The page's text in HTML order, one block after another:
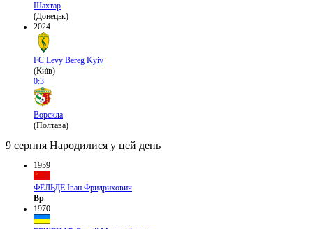
Шахтар
(Донецьк)
2024
FC Levy Bereg Kyiv
(Київ)
0:3
Ворскла
(Полтава)
9 серпня Народилися у цей день
1959
ФЕЛЬДЕ Іван Фридрихович
Вр
1970